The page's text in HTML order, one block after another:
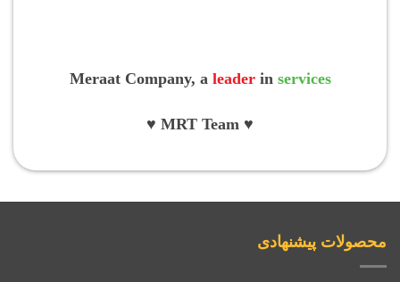
Meraat Company, a leaderin services
♥ MRT Team ♥
محصولات پیشنهادی